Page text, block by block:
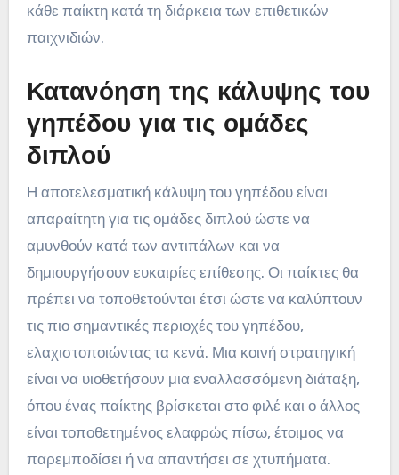
κάθε παίκτη κατά τη διάρκεια των επιθετικών
παιχνιδιών.
Κατανόηση της κάλυψης του
γηπέδου για τις ομάδες
διπλού
Η αποτελεσματική κάλυψη του γηπέδου είναι
απαραίτητη για τις ομάδες διπλού ώστε να
αμυνθούν κατά των αντιπάλων και να
δημιουργήσουν ευκαιρίες επίθεσης. Οι παίκτες θα
πρέπει να τοποθετούνται έτσι ώστε να καλύπτουν
τις πιο σημαντικές περιοχές του γηπέδου,
ελαχιστοποιώντας τα κενά. Μια κοινή στρατηγική
είναι να υιοθετήσουν μια εναλλασσόμενη διάταξη,
όπου ένας παίκτης βρίσκεται στο φιλέ και ο άλλος
είναι τοποθετημένος ελαφρώς πίσω, έτοιμος να
παρεμποδίσει ή να απαντήσει σε χτυπήματα.